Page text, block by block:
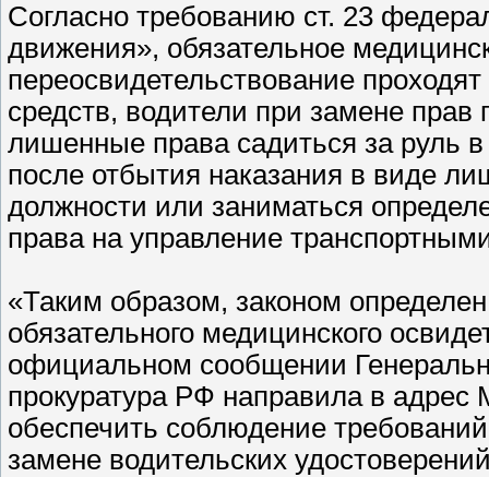
Согласно требованию ст. 23
движения», обязательное
переосвидетельствование
средств, водители при замене
лишенные права садиться за руль
после отбытия наказания в виде
должности или заниматься
права на управление
«Таким образом, законом
обязательного медицинского
официальном сообщении
прокуратура РФ направила в
обеспечить соблюдение
замене водительских